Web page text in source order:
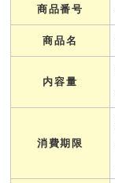
商品番号
商品名
内容量
消費期限